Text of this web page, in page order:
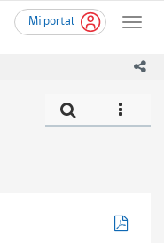
Mi portal
Toggle
icono